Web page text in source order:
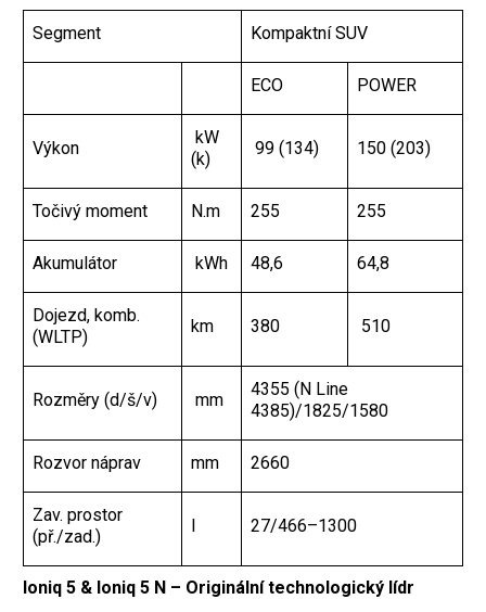
Segment Kompaktní SUV
ECO POWER
Výkon
kW
(k)
99 (134) 150 (203)
Točivý moment N.m 255 255
Akumulátor kWh 48,6 64,8
Dojezd, komb.
(WLTP)
km 380 510
Rozměry (d/š/v) mm
4355 (N Line
4385)/1825/1580
Rozvor náprav mm 2660
Zav. prostor
(př./zad.)
l 27/466–1300
Ioniq 5 & Ioniq 5 N – Originální technologický lídr